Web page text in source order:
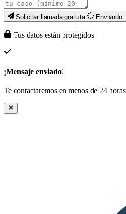
Solicitar llamada gratuita Enviando...
Tus datos están protegidos
¡Mensaje enviado!
Te contactaremos en menos de 24 horas